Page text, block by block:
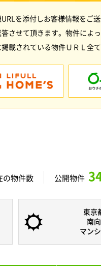
を添付しお客様情報をご
させて頂きます。物件によ
載されている物件ＵＲＬ全
の物件数 公開物件
東京
南
マン